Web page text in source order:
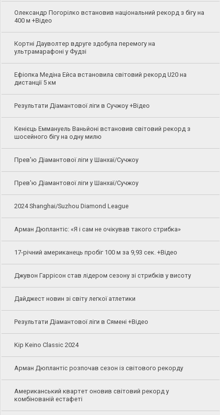
Олександр Погорілко встановив національний рекорд з бігу на
400 м +Відео
Кортні Дауволтер вдруге здобула перемогу на
ультрамарафоні у Фудзі
Ефіопка Медіна Ейса встановила світовий рекорд U20 на
дистанції 5 км
Результати Діамантової ліги в Сучжоу +Відео
Кенієць Еммануель Ваньйоні встановив світовий рекорд з
шосейного бігу на одну милю
Прев'ю Діамантової ліги у Шанхаї/Сучжоу
Прев'ю Діамантової ліги у Шанхаї/Сучжоу
2024 Shanghai/Suzhou Diamond League
Арман Дюплантіс: «Я і сам не очікував такого стрибка»
17-річний американець пробіг 100 м за 9,93 сек. +Відео
Джувон Гаррісон став лідером сезону зі стрибків у висоту
Дайджест новин зі світу легкої атлетики
Результати Діамантової ліги в Сямені +Відео
Kip Keino Classic 2024
Арман Дюплантіс розпочав сезон із світового рекорду
Американський квартет оновив світовий рекорд у
комбінованій естафеті